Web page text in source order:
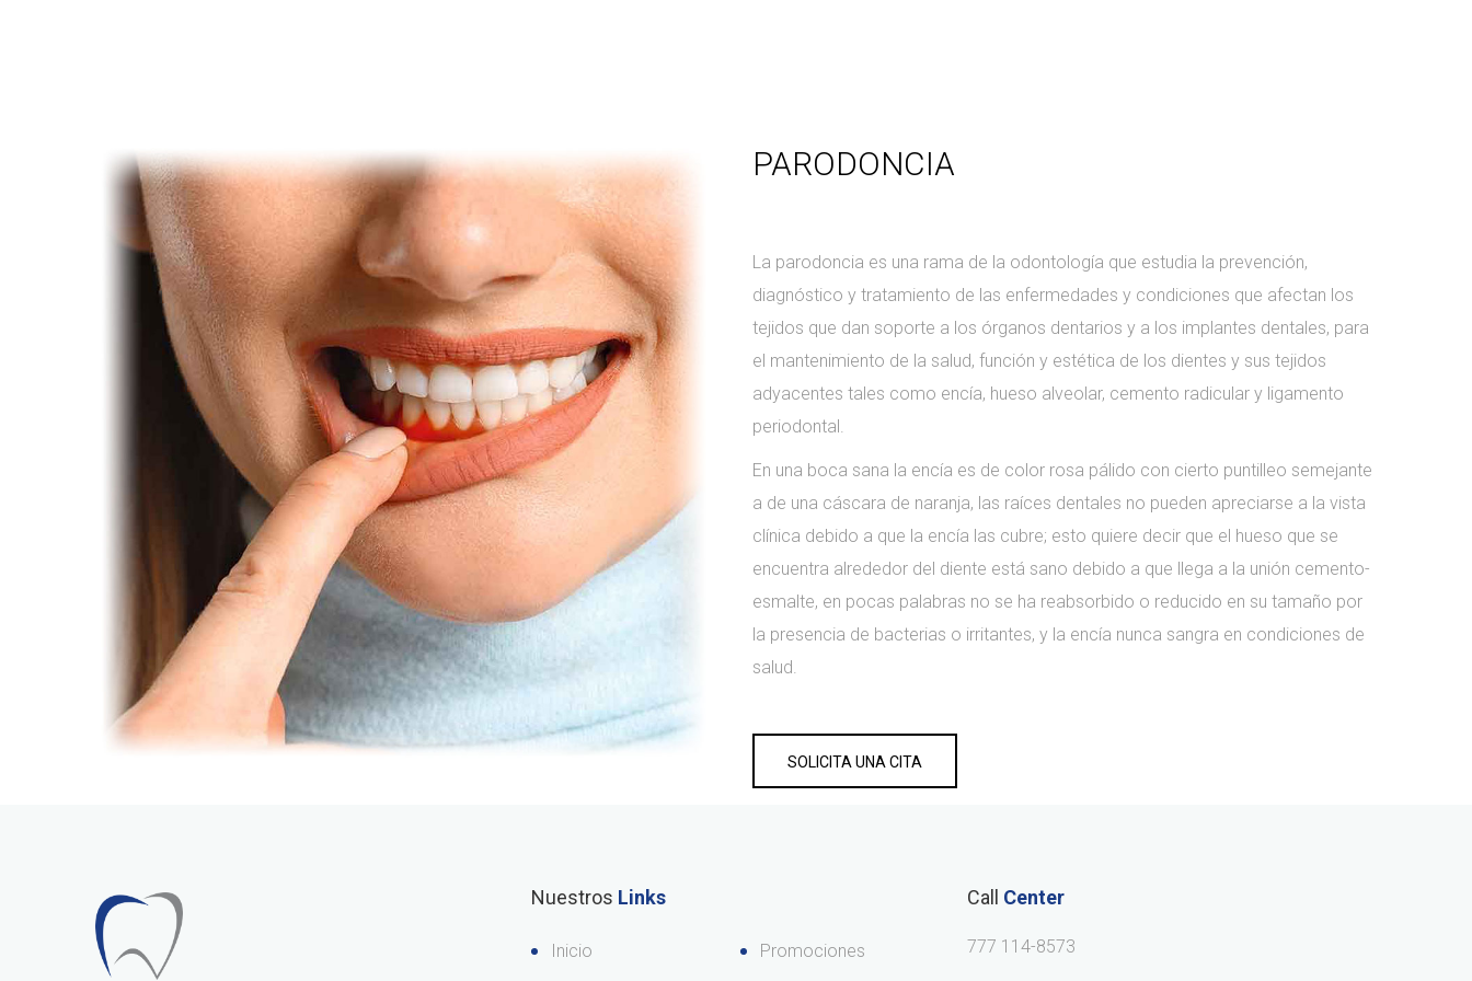
PARODONCIA
La parodoncia es una rama de la odontología que estudia la prevención,
diagnóstico y tratamiento de las enfermedades y condiciones que afectan los
tejidos que dan soporte a los órganos dentarios y a los implantes dentales, para
el mantenimiento de la salud, función y estética de los dientes y sus tejidos
adyacentes tales como encía, hueso alveolar, cemento radicular y ligamento
periodontal.
En una boca sana la encía es de color rosa pálido con cierto puntilleo semejante
a de una cáscara de naranja, las raíces dentales no pueden apreciarse a la vista
clínica debido a que la encía las cubre; esto quiere decir que el hueso que se
encuentra alrededor del diente está sano debido a que llega a la unión cemento-
esmalte, en pocas palabras no se ha reabsorbido o reducido en su tamaño por
la presencia de bacterias o irritantes, y la encía nunca sangra en condiciones de
salud.
SOLICITA UNA CITA
Nuestros Links
Inicio
Promociones
Call Center
777 114-8573